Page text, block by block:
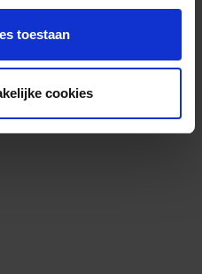
toestaan
cookies